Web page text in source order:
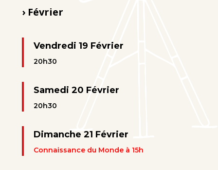
› Février
Vendredi 19 Février
20h30
Samedi 20 Février
20h30
Dimanche 21 Février
Connaissance du Monde à 15h